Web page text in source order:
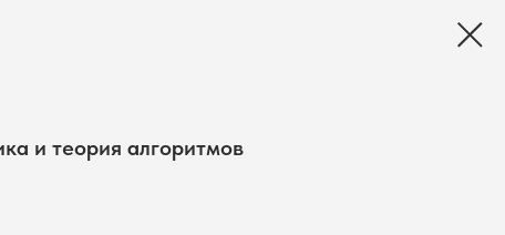
и теория алгоритмов